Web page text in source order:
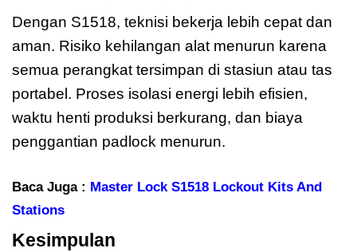
Dengan S1518, teknisi bekerja lebih cepat dan
aman. Risiko kehilangan alat menurun karena
semua perangkat tersimpan di stasiun atau tas
portabel. Proses isolasi energi lebih efisien,
waktu henti produksi berkurang, dan biaya
penggantian padlock menurun.
Baca Juga : Master Lock S1518 Lockout Kits And
Stations
Kesimpulan